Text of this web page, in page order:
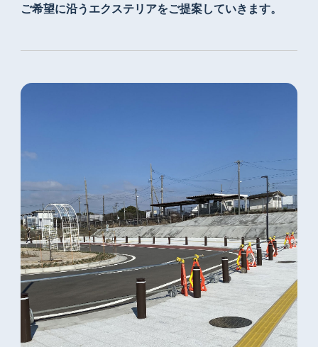
ご希望に沿うエクステリアをご提案していきます。